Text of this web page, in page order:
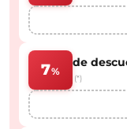
7%
de
(*)